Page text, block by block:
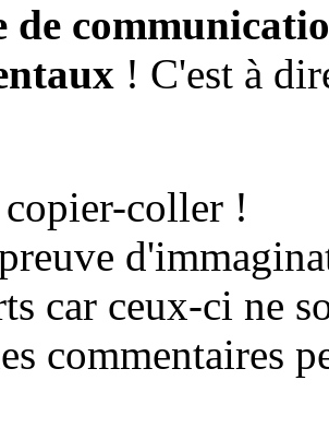
de
! C'est à
copier-coller !
car ceux-ci ne
commentaires